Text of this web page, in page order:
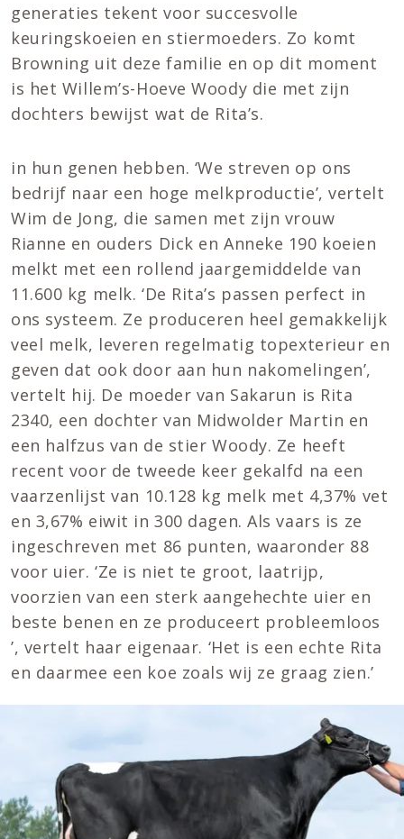
generaties tekent voor succesvolle
keuringskoeien en stiermoeders. Zo komt
Browning uit deze familie en op dit moment
is het Willem’s-Hoeve Woody die met zijn
dochters bewijst wat de Rita’s.
in hun genen hebben. ‘We streven op ons
bedrijf naar een hoge melkproductie’, vertelt
Wim de Jong, die samen met zijn vrouw
Rianne en ouders Dick en Anneke 190 koeien
melkt met een rollend jaargemiddelde van
11.600 kg melk. ‘De Rita’s passen perfect in
ons systeem. Ze produceren heel gemakkelijk
veel melk, leveren regelmatig topexterieur en
geven dat ook door aan hun nakomelingen’,
vertelt hij. De moeder van Sakarun is Rita
2340, een dochter van Midwolder Martin en
een halfzus van de stier Woody. Ze heeft
recent voor de tweede keer gekalfd na een
vaarzenlijst van 10.128 kg melk met 4,37% vet
en 3,67% eiwit in 300 dagen. Als vaars is ze
ingeschreven met 86 punten, waaronder 88
voor uier. ‘Ze is niet te groot, laatrijp,
voorzien van een sterk aangehechte uier en
beste benen en ze produceert probleemloos
’, vertelt haar eigenaar. ‘Het is een echte Rita
en daarmee een koe zoals wij ze graag zien.’